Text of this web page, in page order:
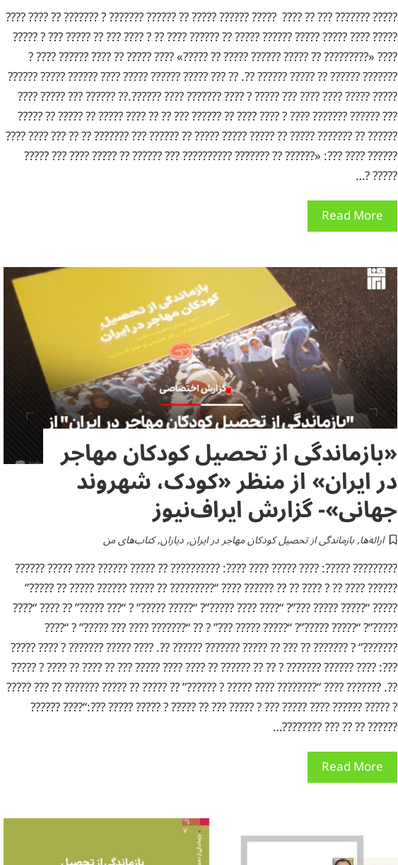
????? ??????? ??? ?? ???? ????? ?????? ????? ?? ?????? ??????? ? ??????? ?? ???? ????
????? ???? ????? ????? ?????? ????? ?? ?????? ???? ?? ? ???? ??? ?? ????? ??? ? ?????
???? «????????? ?? ????? ?????? ????? ?? ?????» ???? ????? ?? ???? ?????? ???? ?
??????? ?????? ?? ????? ?????? ??. ?? ??? ????? ?????? ????? ???? ?????? ????? ??????
????? ????? ???? ???? ??? ????? ? ???? ??????? ???? ??????.?? ?????? ??? ????? ????
??? ?????? ??????? ???? ? ???? ???? ?? ?????? ??? ?? ?? ???? ????? ?? ????? ?? ?????
?????? ?? ??????? ????? ?? ????? ????? ????? ?? ?????? ??? ??????? ?? ?? ??? ???? ????
?????? ???? ???: «?????? ?? ??????? ?????????? ??? ?????? ?? ????? ???? ??? ?????
????? ?…
Read More
«بازماندگی از تحصیل کودکان مهاجر
در ایران» از منظر «کودک، شهروند
جهانی»- گزارش ایراف‌نیوز
ارائه‌ها,بازماندگی از تحصیل کودکان مهاجر در ایران,دیاران,کتاب‌های من
????????? ?????: ???? ????? ???? ????: ?????????? ?? ????? ?????? ???? ????? ??????
?????? ???? ?? ? ???? ?? ?? ?????? ???? “????????? ?? ????? ?????? ????? ?? ?????”
????? “????? ????? ???”? “???? ???? ?????”? “????? ?????” ? “??? ?????” ?? ???? “????
?????”? “????? ?????”? “????? ????? ???” ? ?? “??????? ???? ??? ?????” ? “????
???????” ? ??????? ?? ??? ?? ????? ??????? ?????? ??. ???? ????? ??????? ? ???? ?????
???: ???? ?????? ??????? ? ?? ?? ?????? ?? ???? ???? ????? ??? ?? ???? ?? ???? ? ?????
??. ??????? ???? “???????? ???? ????? ? ??????” ?? ????? ?? ????? ??????? ?? ??? ?????
? ????? ?????? ???? ????? ??? ? ????? ??? ?? ????? ? ????? ????? ???:“???? ??????
?????? ?? ?? ??? ????????…
Read More